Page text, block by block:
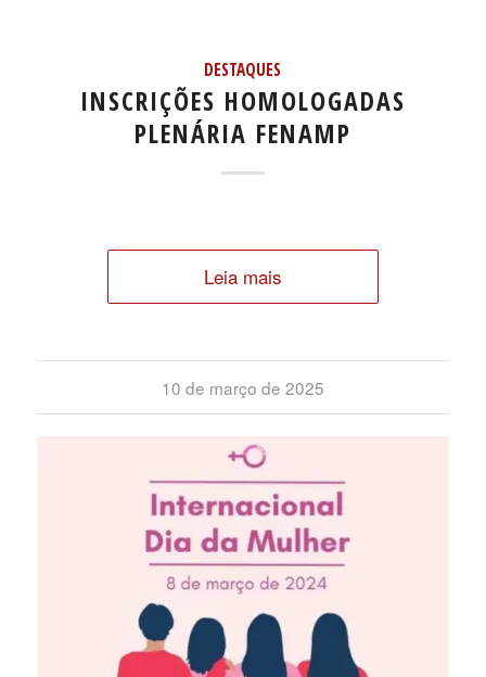
DESTAQUES
INSCRIÇÕES HOMOLOGADAS
PLENÁRIA FENAMP
Leia mais
10 de março de 2025